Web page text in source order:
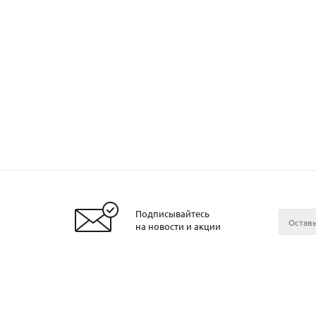
Подписывайтесь
на новости и акции